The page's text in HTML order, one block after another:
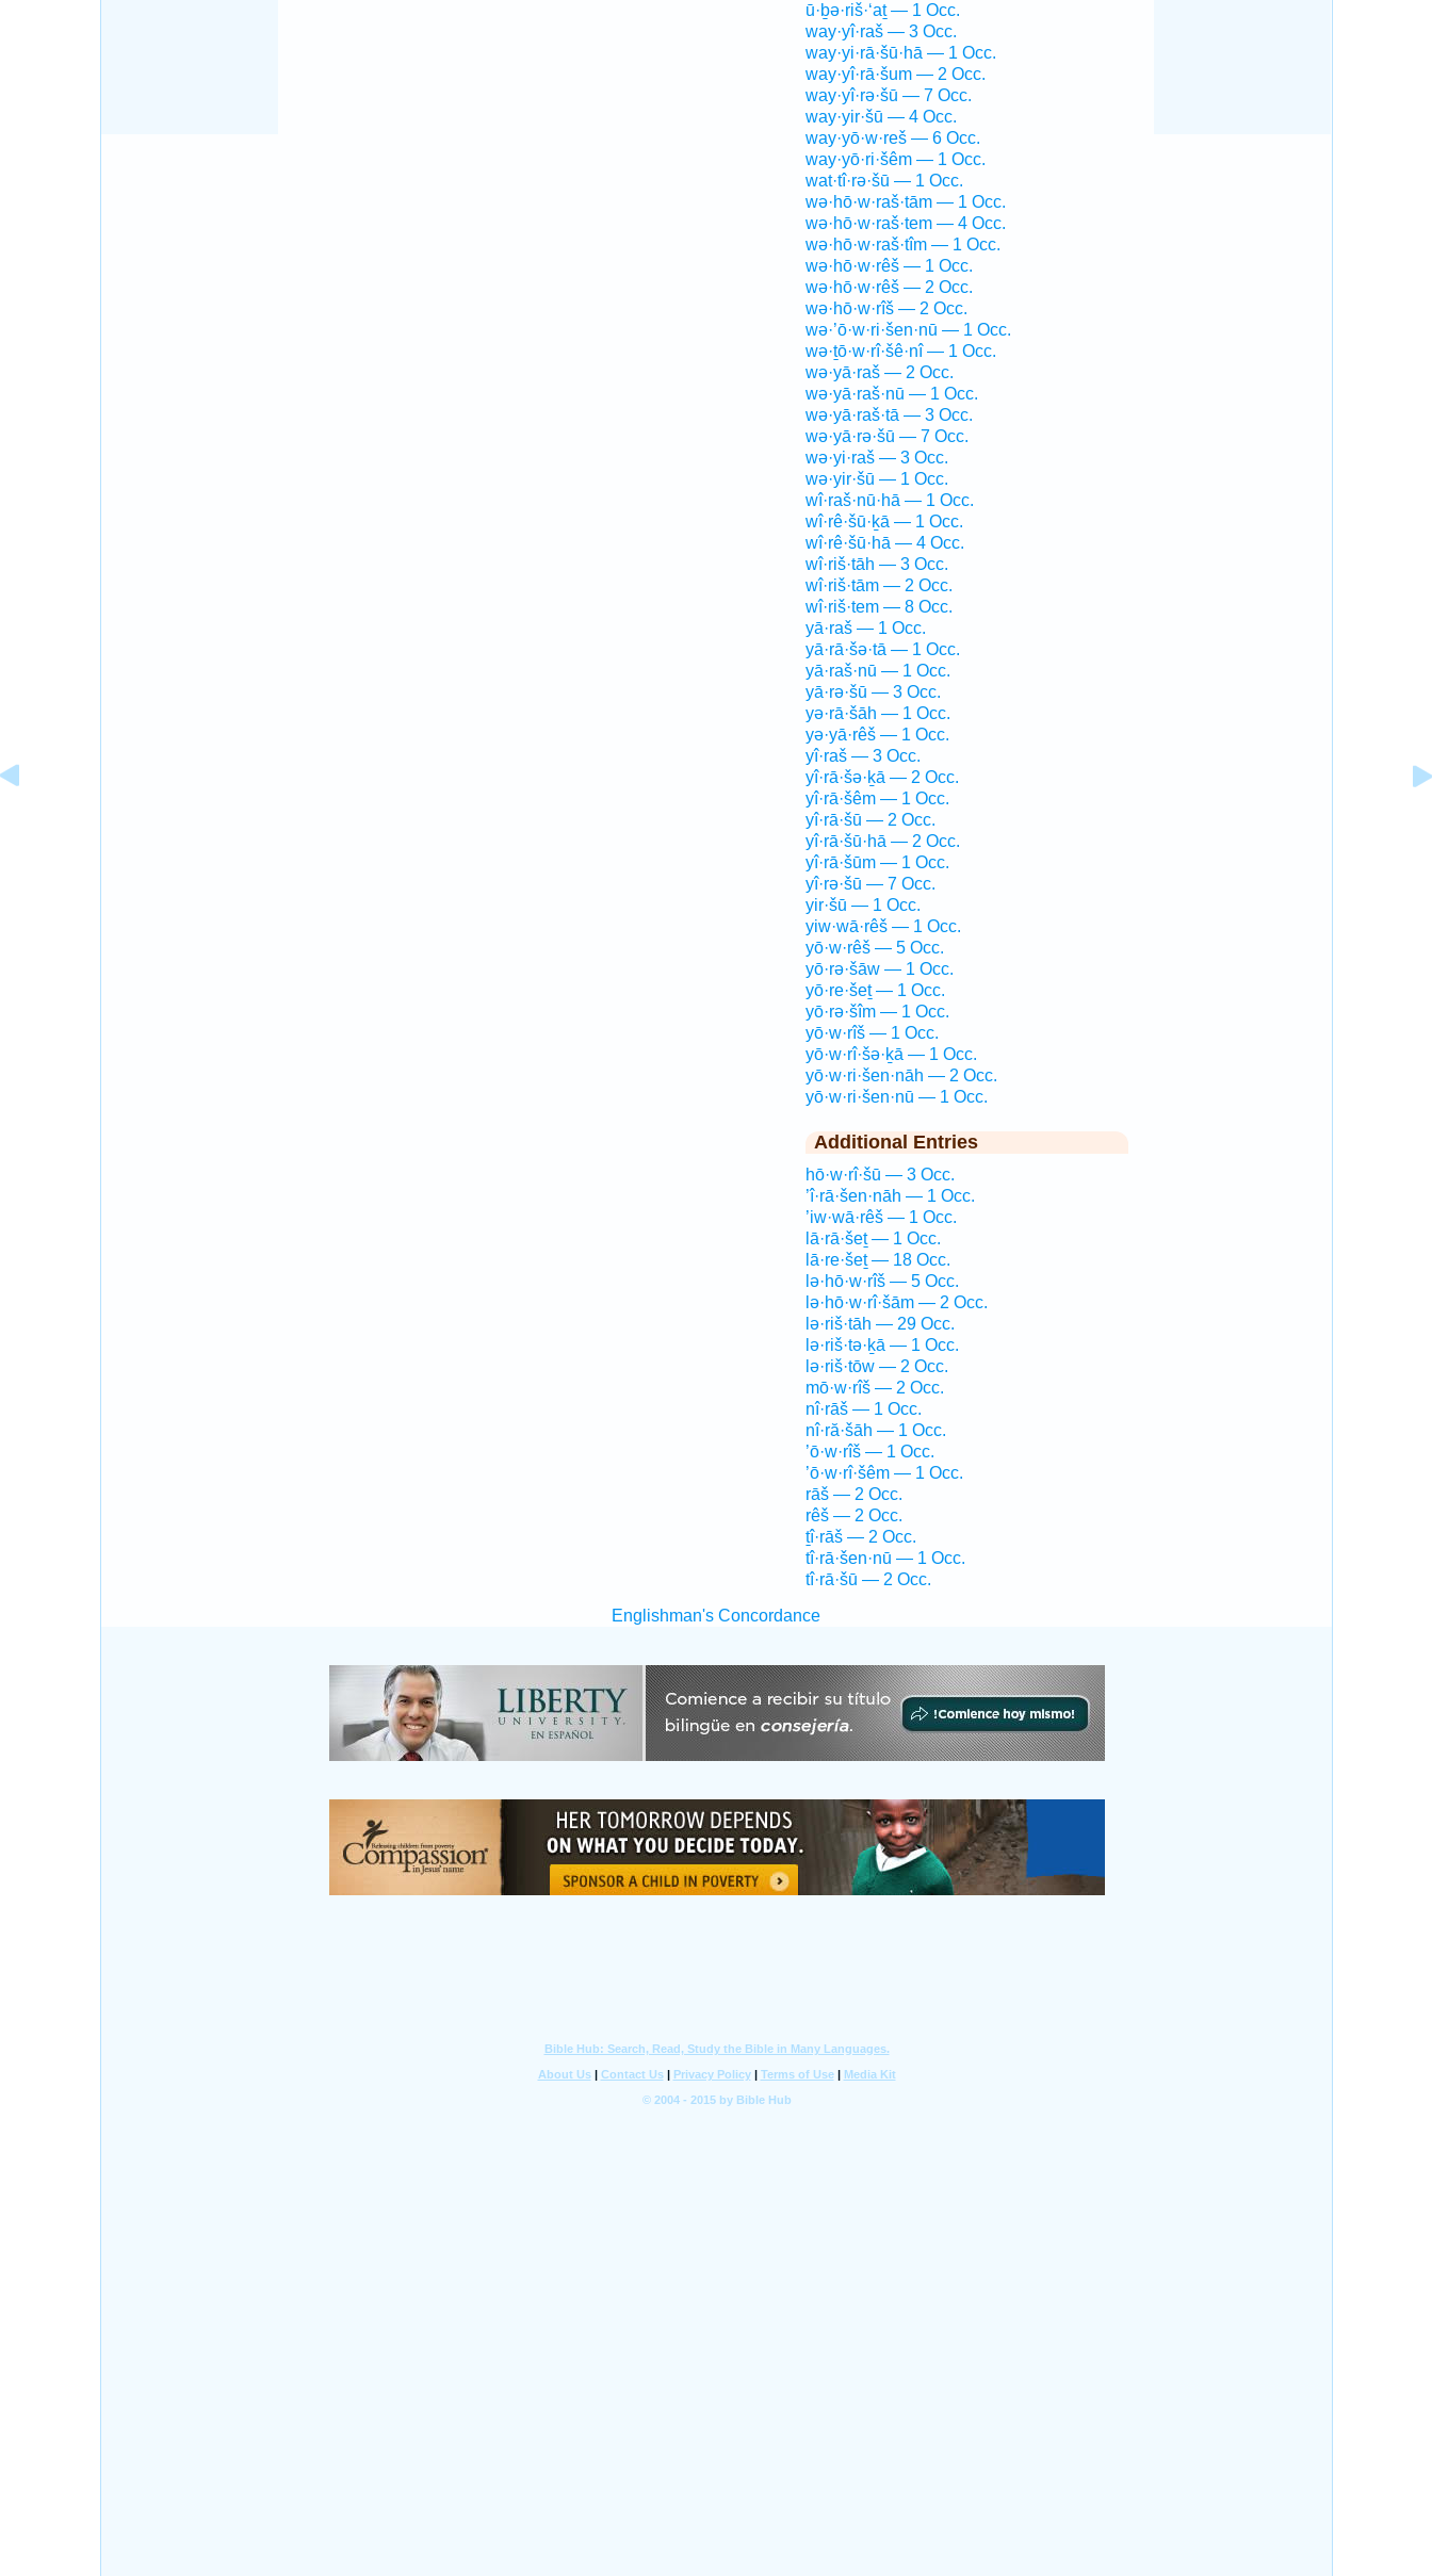
ū·ḇə·riš·‘aṯ — 1 Occ.
way·yî·raš — 3 Occ.
way·yi·rā·šū·hā — 1 Occ.
way·yî·rā·šum — 2 Occ.
way·yî·rə·šū — 7 Occ.
way·yir·šū — 4 Occ.
way·yō·w·reš — 6 Occ.
way·yō·ri·šêm — 1 Occ.
wat·tî·rə·šū — 1 Occ.
wə·hō·w·raš·tām — 1 Occ.
wə·hō·w·raš·tem — 4 Occ.
wə·hō·w·raš·tîm — 1 Occ.
wə·hō·w·rêš — 1 Occ.
wə·hō·w·rêš — 2 Occ.
wə·hō·w·rîš — 2 Occ.
wə·’ō·w·ri·šen·nū — 1 Occ.
wə·ṯō·w·rî·šê·nî — 1 Occ.
wə·yā·raš — 2 Occ.
wə·yā·raš·nū — 1 Occ.
wə·yā·raš·tā — 3 Occ.
wə·yā·rə·šū — 7 Occ.
wə·yi·raš — 3 Occ.
wə·yir·šū — 1 Occ.
wî·raš·nū·hā — 1 Occ.
wî·rê·šū·ḵā — 1 Occ.
wî·rê·šū·hā — 4 Occ.
wî·riš·tāh — 3 Occ.
wî·riš·tām — 2 Occ.
wî·riš·tem — 8 Occ.
yā·raš — 1 Occ.
yā·rā·šə·tā — 1 Occ.
yā·raš·nū — 1 Occ.
yā·rə·šū — 3 Occ.
yə·rā·šāh — 1 Occ.
yə·yā·rêš — 1 Occ.
yî·raš — 3 Occ.
yî·rā·šə·ḵā — 2 Occ.
yî·rā·šêm — 1 Occ.
yî·rā·šū — 2 Occ.
yî·rā·šū·hā — 2 Occ.
yî·rā·šūm — 1 Occ.
yî·rə·šū — 7 Occ.
yir·šū — 1 Occ.
yiw·wā·rêš — 1 Occ.
yō·w·rêš — 5 Occ.
yō·rə·šāw — 1 Occ.
yō·re·šeṯ — 1 Occ.
yō·rə·šîm — 1 Occ.
yō·w·rîš — 1 Occ.
yō·w·rî·šə·ḵā — 1 Occ.
yō·w·ri·šen·nāh — 2 Occ.
yō·w·ri·šen·nū — 1 Occ.
Additional Entries
hō·w·rî·šū — 3 Occ.
’î·rā·šen·nāh — 1 Occ.
’iw·wā·rêš — 1 Occ.
lā·rā·šeṯ — 1 Occ.
lā·re·šeṯ — 18 Occ.
lə·hō·w·rîš — 5 Occ.
lə·hō·w·rî·šām — 2 Occ.
lə·riš·tāh — 29 Occ.
lə·riš·tə·ḵā — 1 Occ.
lə·riš·tōw — 2 Occ.
mō·w·rîš — 2 Occ.
nî·rāš — 1 Occ.
nî·ră·šāh — 1 Occ.
’ō·w·rîš — 1 Occ.
’ō·w·rî·šêm — 1 Occ.
rāš — 2 Occ.
rêš — 2 Occ.
ṯî·rāš — 2 Occ.
tî·rā·šen·nū — 1 Occ.
tî·rā·šū — 2 Occ.
Englishman's Concordance